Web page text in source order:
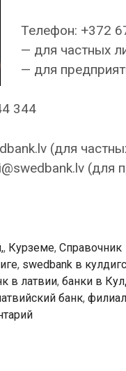
Телефон: +372
— для частных
— для
344
(для
(для
, Курземе, Справочник
, swedbank в
в латвии, банки в
банк,